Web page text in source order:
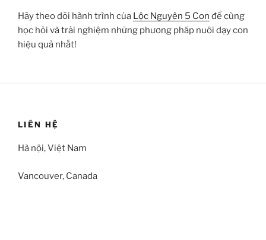
Hãy theo dõi hành trình của Lộc Nguyên 5 Con để cùng
học hỏi và trải nghiệm những phương pháp nuôi dạy con
hiệu quả nhất!
LIÊN HỆ
Hà nội, Việt Nam
Vancouver, Canada